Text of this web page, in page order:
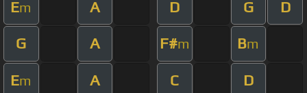
Em A D G D
G A F#m Bm
Em A C D